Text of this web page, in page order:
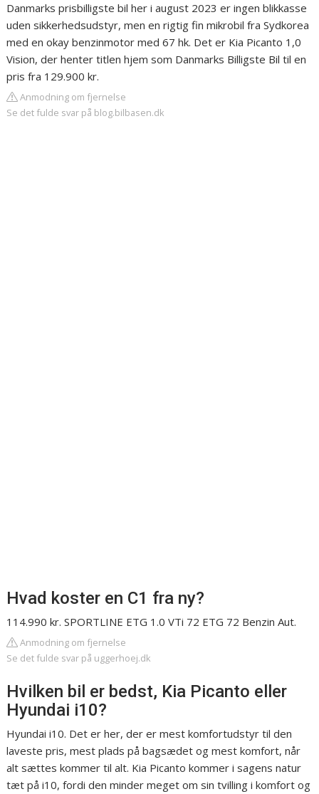
Danmarks prisbilligste bil her i august 2023 er ingen blikkasse
uden sikkerhedsudstyr, men en rigtig fin mikrobil fra Sydkorea
med en okay benzinmotor med 67 hk. Det er Kia Picanto 1,0
Vision, der henter titlen hjem som Danmarks Billigste Bil til en
pris fra 129.900 kr.
Anmodning om fjernelse
Se det fulde svar på blog.bilbasen.dk
Hvad koster en C1 fra ny?
114.990 kr. SPORTLINE ETG 1.0 VTi 72 ETG 72 Benzin Aut.
Anmodning om fjernelse
Se det fulde svar på uggerhoej.dk
Hvilken bil er bedst, Kia Picanto eller
Hyundai i10?
Hyundai i10. Det er her, der er mest komfortudstyr til den
laveste pris, mest plads på bagsædet og mest komfort, når
alt sættes kommer til alt. Kia Picanto kommer i sagens natur
tæt på i10, fordi den minder meget om sin tvilling i komfort og